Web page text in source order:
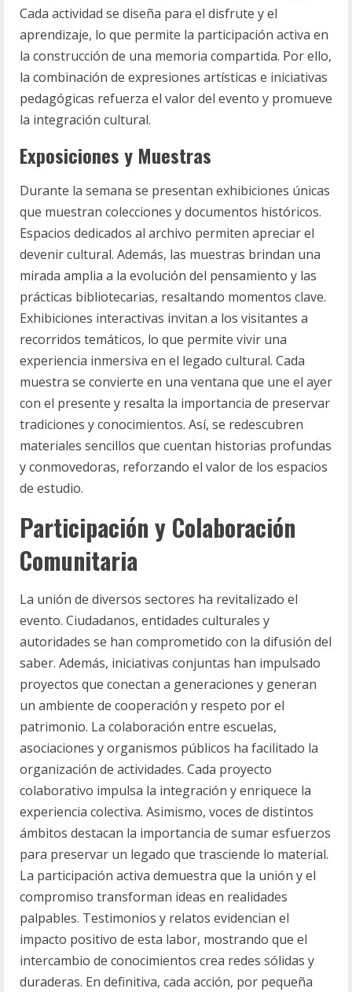
Cada actividad se diseña para el disfrute y el
aprendizaje, lo que permite la participación activa en
la construcción de una memoria compartida. Por ello,
la combinación de expresiones artísticas e iniciativas
pedagógicas refuerza el valor del evento y promueve
la integración cultural.
Exposiciones y Muestras
Durante la semana se presentan exhibiciones únicas
que muestran colecciones y documentos históricos.
Espacios dedicados al archivo permiten apreciar el
devenir cultural. Además, las muestras brindan una
mirada amplia a la evolución del pensamiento y las
prácticas bibliotecarias, resaltando momentos clave.
Exhibiciones interactivas invitan a los visitantes a
recorridos temáticos, lo que permite vivir una
experiencia inmersiva en el legado cultural. Cada
muestra se convierte en una ventana que une el ayer
con el presente y resalta la importancia de preservar
tradiciones y conocimientos. Así, se redescubren
materiales sencillos que cuentan historias profundas
y conmovedoras, reforzando el valor de los espacios
de estudio.
Participación y Colaboración
Comunitaria
La unión de diversos sectores ha revitalizado el
evento. Ciudadanos, entidades culturales y
autoridades se han comprometido con la difusión del
saber. Además, iniciativas conjuntas han impulsado
proyectos que conectan a generaciones y generan
un ambiente de cooperación y respeto por el
patrimonio. La colaboración entre escuelas,
asociaciones y organismos públicos ha facilitado la
organización de actividades. Cada proyecto
colaborativo impulsa la integración y enriquece la
experiencia colectiva. Asimismo, voces de distintos
ámbitos destacan la importancia de sumar esfuerzos
para preservar un legado que trasciende lo material.
La participación activa demuestra que la unión y el
compromiso transforman ideas en realidades
palpables. Testimonios y relatos evidencian el
impacto positivo de esta labor, mostrando que el
intercambio de conocimientos crea redes sólidas y
duraderas. En definitiva, cada acción, por pequeña